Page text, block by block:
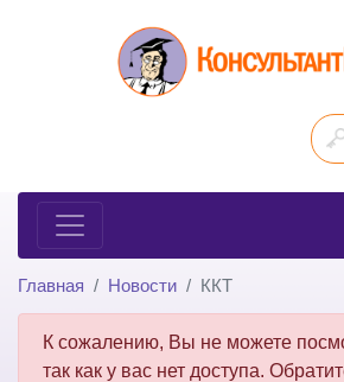
Главная Новости ККТ
К сожалению, Вы не можете
так как у вас нет доступа.